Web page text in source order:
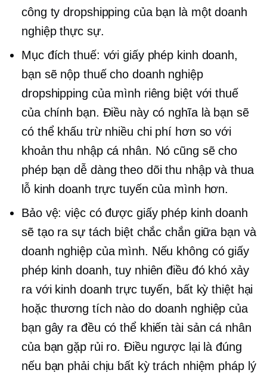
công ty dropshipping của bạn là một doanh
nghiệp thực sự.
Mục đích thuế: với giấy phép kinh doanh,
bạn sẽ nộp thuế cho doanh nghiệp
dropshipping của mình riêng biệt với thuế
của chính bạn. Điều này có nghĩa là bạn sẽ
có thể khấu trừ nhiều chi phí hơn so với
khoản thu nhập cá nhân. Nó cũng sẽ cho
phép bạn dễ dàng theo dõi thu nhập và thua
lỗ kinh doanh trực tuyến của mình hơn.
Bảo vệ: việc có được giấy phép kinh doanh
sẽ tạo ra sự tách biệt chắc chắn giữa bạn và
doanh nghiệp của mình. Nếu không có giấy
phép kinh doanh, tuy nhiên điều đó khó xảy
ra với kinh doanh trực tuyến, bất kỳ thiệt hại
hoặc thương tích nào do doanh nghiệp của
bạn gây ra đều có thể khiến tài sản cá nhân
của bạn gặp rủi ro. Điều ngược lại là đúng
nếu bạn phải chịu bất kỳ trách nhiệm pháp lý